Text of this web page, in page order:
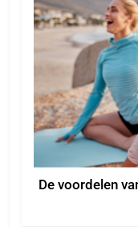
De voordelen